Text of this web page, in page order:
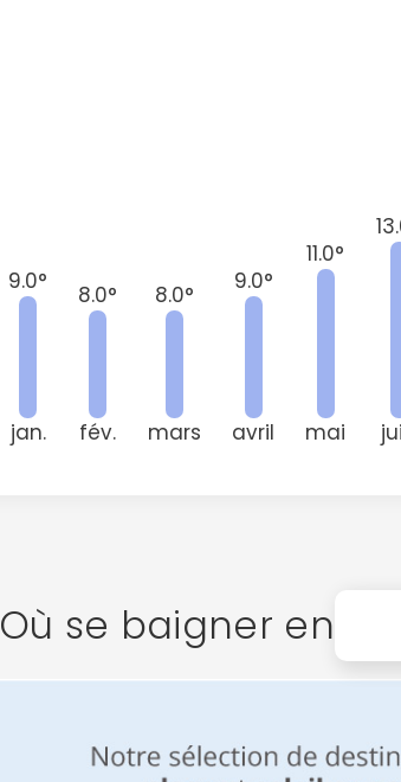
9.0°
jan.
8.0°
fév.
8.0°
mars
9.0°
avril
11.0°
mai
Où se baigner en
ou connectez-vous par